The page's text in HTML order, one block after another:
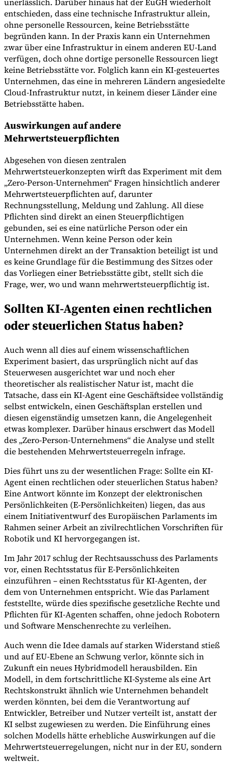
entschieden, dass eine technische Infrastruktur allein,
ohne personelle Ressourcen, keine Betriebsstätte
begründen kann. In der Praxis kann ein Unternehmen
zwar über eine Infrastruktur in einem anderen EU-Land
verfügen, doch ohne dortige personelle Ressourcen liegt
keine Betriebsstätte vor. Folglich kann ein KI-gesteuertes
Unternehmen, das eine in mehreren Ländern angesiedelte
Cloud-Infrastruktur nutzt, in keinem dieser Länder eine
Betriebsstätte haben.
Auswirkungen auf andere
Mehrwertsteuerpflichten
Abgesehen von diesen zentralen
Mehrwertsteuerkonzepten wirft das Experiment mit dem
„Zero-Person-Unternehmen“ Fragen hinsichtlich anderer
Mehrwertsteuerpflichten auf, darunter
Rechnungsstellung, Meldung und Zahlung. All diese
Pflichten sind direkt an einen Steuerpflichtigen
gebunden, sei es eine natürliche Person oder ein
Unternehmen. Wenn keine Person oder kein
Unternehmen direkt an der Transaktion beteiligt ist und
es keine Grundlage für die Bestimmung des Sitzes oder
das Vorliegen einer Betriebsstätte gibt, stellt sich die
Frage, wer, wo und wann mehrwertsteuerpflichtig ist.
Sollten KI-Agenten einen rechtlichen
oder steuerlichen Status haben?
Auch wenn all dies auf einem wissenschaftlichen
Experiment basiert, das ursprünglich nicht auf das
Steuerwesen ausgerichtet war und noch eher
theoretischer als realistischer Natur ist, macht die
Tatsache, dass ein KI-Agent eine Geschäftsidee vollständig
selbst entwickeln, einen Geschäftsplan erstellen und
diesen eigenständig umsetzen kann, die Angelegenheit
etwas komplexer. Darüber hinaus erschwert das Modell
des „Zero-Person-Unternehmens“ die Analyse und stellt
die bestehenden Mehrwertsteuerregeln infrage.
Dies führt uns zu der wesentlichen Frage: Sollte ein KI-
Agent einen rechtlichen oder steuerlichen Status haben?
Eine Antwort könnte im Konzept der elektronischen
Persönlichkeiten (E-Persönlichkeiten) liegen, das aus
einem Initiativentwurf des Europäischen Parlaments im
Rahmen seiner Arbeit an zivilrechtlichen Vorschriften für
Robotik und KI hervorgegangen ist.
Im Jahr 2017 schlug der Rechtsausschuss des Parlaments
vor, einen Rechtsstatus für E-Persönlichkeiten
einzuführen – einen Rechtsstatus für KI-Agenten, der
dem von Unternehmen entspricht. Wie das Parlament
feststellte, würde dies spezifische gesetzliche Rechte und
Pflichten für KI-Agenten schaffen, ohne jedoch Robotern
und Software Menschenrechte zu verleihen.
Auch wenn die Idee damals auf starken Widerstand stieß
und auf EU-Ebene an Schwung verlor, könnte sich in
Zukunft ein neues Hybridmodell herausbilden. Ein
Modell, in dem fortschrittliche KI-Systeme als eine Art
Rechtskonstrukt ähnlich wie Unternehmen behandelt
werden könnten, bei dem die Verantwortung auf
Entwickler, Betreiber und Nutzer verteilt ist, anstatt der
KI selbst zugewiesen zu werden. Die Einführung eines
solchen Modells hätte erhebliche Auswirkungen auf die
Mehrwertsteuerregelungen, nicht nur in der EU, sondern
weltweit.